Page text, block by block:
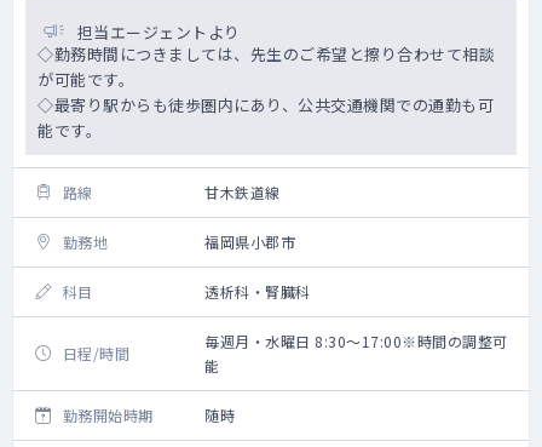
担当エージェントより
◇勤務時間につきましては、先生のご希望と擦り合わせて相談
が可能です。
◇最寄り駅からも徒歩圏内にあり、公共交通機関での通勤も可
能です。
路線 甘木鉄道線
勤務地 福岡県小郡市
科目 透析科・腎臓科
日程/時間
毎週月・水曜日 8:30～17:00※時間の調整可
能
勤務開始時期 随時